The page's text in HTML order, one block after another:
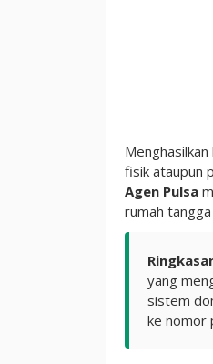
fisik ataupun
Agen Pulsa
rumah
yang
sistem
ke nomor